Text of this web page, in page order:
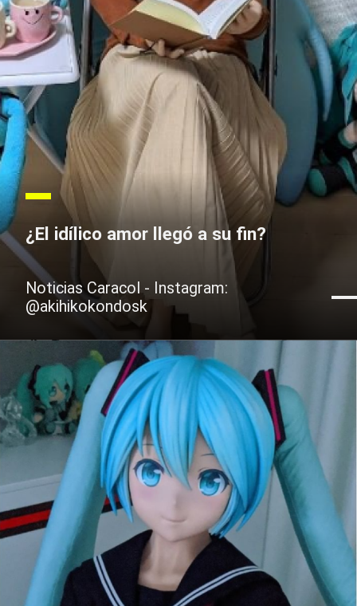
¿El idílico amor llegó a su fin?
Noticias Caracol - Instagram:
@akihikokondosk